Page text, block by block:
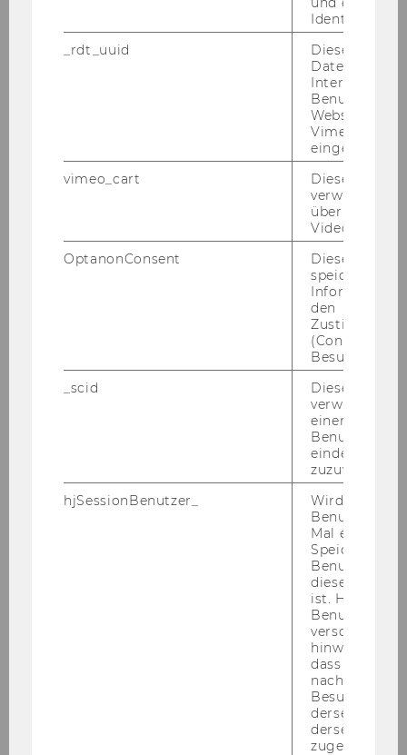
_rdt_uuid
Dieses
Daten über
Interaktionen
Websites, auf
Vimeo-Video
eingebettet
vimeo_cart
Dieses
verwendet,
überprüfen,
Video
OptanonConsent
Dieses Cookie
speichert
den
(Consent)
Besuchers.
_scid
Dieses
verwendet,
einem/einer
Benutzer*in
eindeutige ID
zuzuweisen
hjSessionBenutzer_
Wird gesetzt,
Benutzer
Mal eine
Speichert die
Benutzer-ID,
diese Seite
ist. Hotjar
Benutzer
verschiedene
hinweg.Stellt
dass Daten
Besuchen auf
derselben
derselben
zugeordnet